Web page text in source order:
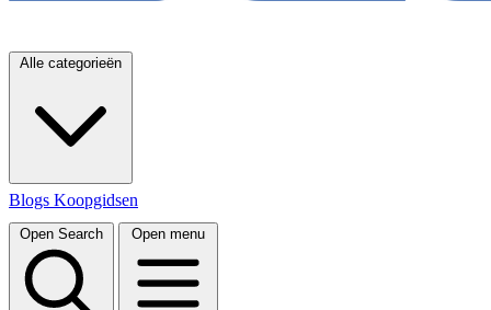
Alle categorieën
Blogs Koopgidsen
Open Search Open menu